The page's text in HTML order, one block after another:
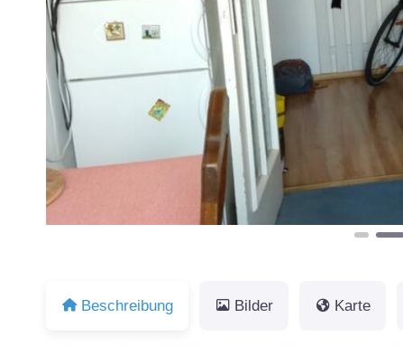
Vorheriges
Beschreibung Bilder Karte